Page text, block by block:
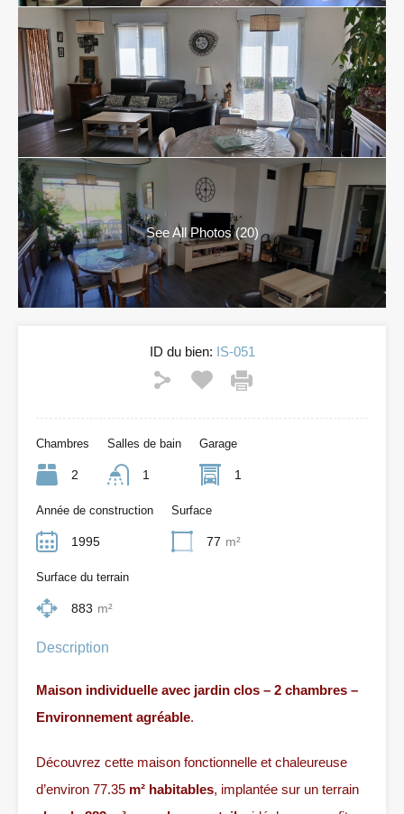
See All Photos (20)
ID du bien: IS-051
Chambres
2
Salles de bain
1
Garage
1
Année de construction
1995
Surface
77 m²
Surface du terrain
883 m²
Description
Maison individuelle avec jardin clos – 2 chambres –
Environnement agréable.
Découvrez cette maison fonctionnelle et chaleureuse
d’environ 77.35 m² habitables, implantée sur un terrain